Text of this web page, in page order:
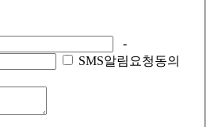
-
SMS알림요청동의